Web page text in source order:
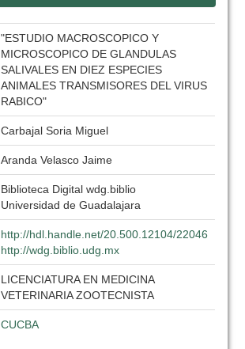
"ESTUDIO MACROSCOPICO Y
MICROSCOPICO DE GLANDULAS
SALIVALES EN DIEZ ESPECIES
ANIMALES TRANSMISORES DEL VIRUS
RABICO"
Carbajal Soria Miguel
Aranda Velasco Jaime
Biblioteca Digital wdg.biblio
Universidad de Guadalajara
http://hdl.handle.net/20.500.12104/22046
http://wdg.biblio.udg.mx
LICENCIATURA EN MEDICINA
VETERINARIA ZOOTECNISTA
CUCBA